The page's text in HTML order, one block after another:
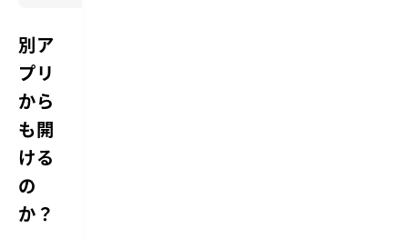
別ア
プリ
から
も開
ける
の
か？